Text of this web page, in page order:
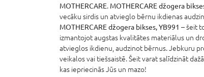
MOTHERCARE. MOTHERCARE džogera
vecāku sirdis un atvieglo bērnu ikdienas
MOTHERCARE džogera bikses, YB991 – šeit
izmantojot augstas kvalitātes materiālus un
atvieglos ikdienu, audzinot bērnus. Jebkuru
veikalos vai tiešsaistē. Šeit varat salīdzināt
kas iepriecinās Jūs un mazo!